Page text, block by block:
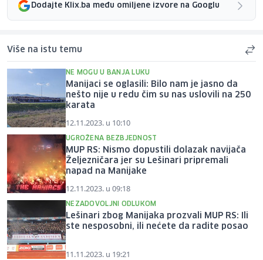
Dodajte Klix.ba među omiljene izvore na Googlu
Više na istu temu
NE MOGU U BANJA LUKU
Manijaci se oglasili: Bilo nam je jasno da
nešto nije u redu čim su nas uslovili na 250
karata
12.11.2023. u 10:10
UGROŽENA BEZBJEDNOST
MUP RS: Nismo dopustili dolazak navijača
Željezničara jer su Lešinari pripremali
napad na Manijake
12.11.2023. u 09:18
NEZADOVOLJNI ODLUKOM
Lešinari zbog Manijaka prozvali MUP RS: Ili
ste nesposobni, ili nećete da radite posao
11.11.2023. u 19:21